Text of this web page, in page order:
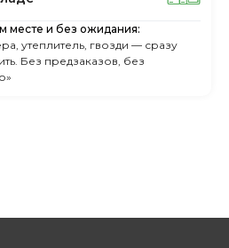
месте и без ожидания:
утеплитель, гвозди — сразу
Без предзаказов, без